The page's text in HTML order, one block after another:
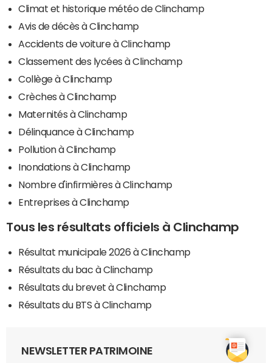
Climat et historique météo de Clinchamp
Avis de décès à Clinchamp
Accidents de voiture à Clinchamp
Classement des lycées à Clinchamp
Collège à Clinchamp
Crèches à Clinchamp
Maternités à Clinchamp
Délinquance à Clinchamp
Pollution à Clinchamp
Inondations à Clinchamp
Nombre d'infirmières à Clinchamp
Entreprises à Clinchamp
Tous les résultats officiels à Clinchamp
Résultat municipale 2026 à Clinchamp
Résultats du bac à Clinchamp
Résultats du brevet à Clinchamp
Résultats du BTS à Clinchamp
NEWSLETTER PATRIMOINE